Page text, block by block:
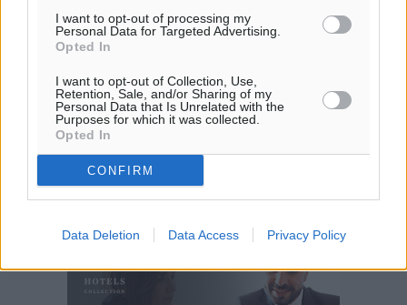
I want to opt-out of processing my
Personal Data for Targeted Advertising.
Opted In
I want to opt-out of Collection, Use,
Retention, Sale, and/or Sharing of my
Personal Data that Is Unrelated with the
Purposes for which it was collected.
Opted In
CONFIRM
Data Deletion Data Access Privacy Policy